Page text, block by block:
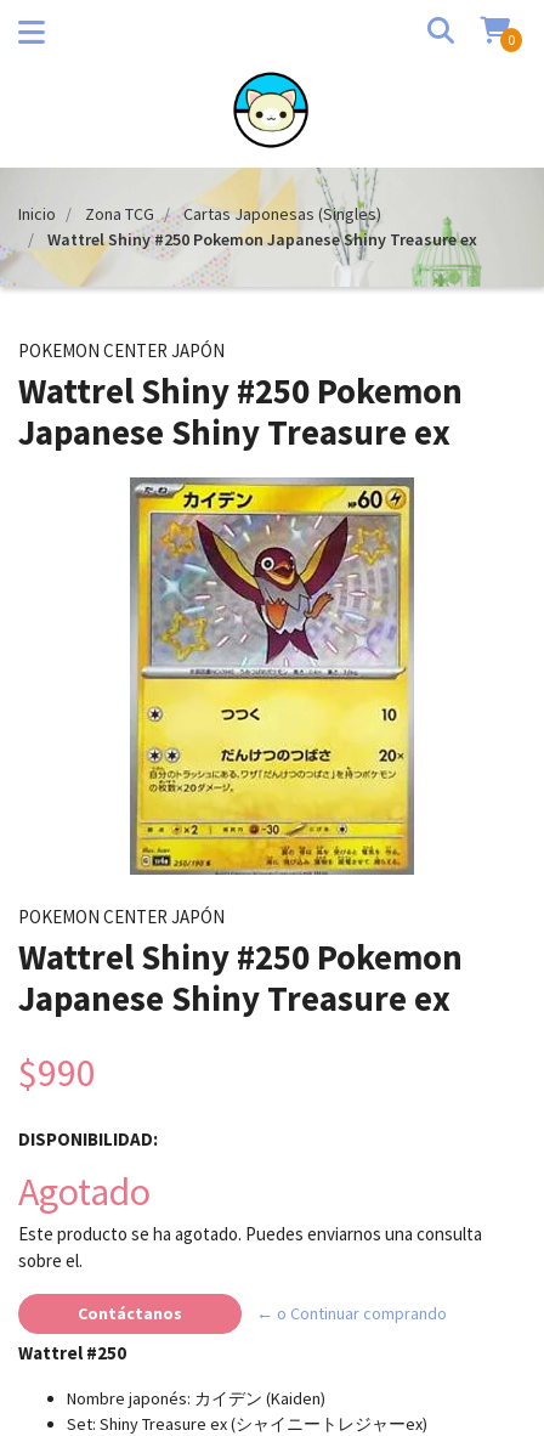
0
Inicio Zona TCG
Cartas Japonesas (Singles)
Wattrel Shiny #250 Pokemon Japanese Shiny Treasure ex
POKEMON CENTER JAPÓN
Wattrel Shiny #250 Pokemon
Japanese Shiny Treasure ex
POKEMON CENTER JAPÓN
Wattrel Shiny #250 Pokemon
Japanese Shiny Treasure ex
$990
DISPONIBILIDAD:
Agotado
Este producto se ha agotado. Puedes enviarnos una consulta
sobre el.
Contáctanos ← o Continuar comprando
Wattrel #250
Nombre japonés: カイデン (Kaiden)
Set: Shiny Treasure ex (シャイニートレジャーex)